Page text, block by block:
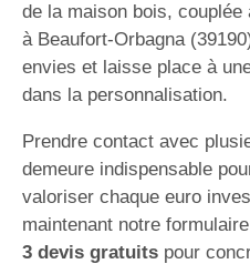
de la maison bois,
à Beaufort-Orbagna
envies et laisse place à
dans la personnalisation.
Prendre contact avec
demeure indispensable
valoriser chaque euro
maintenant notre
3 devis gratuits pour